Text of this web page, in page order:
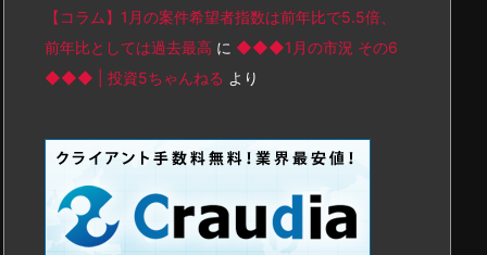
【コラム】1月の案件希望者指数は前年比で5.5倍、
前年比としては過去最高 に ◆◆◆1月の市況 その6
◆◆◆ | 投資5ちゃんねる より